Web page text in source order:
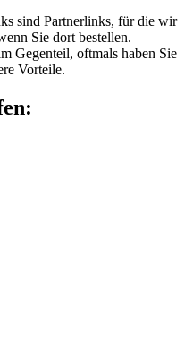
sind Partnerlinks, für die wir
Sie dort bestellen.
Gegenteil, oftmals haben Sie
Vorteile.